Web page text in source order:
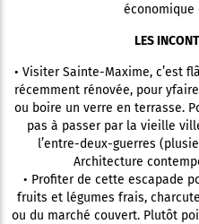
LES
• Visiter Sainte-Maxime, c’est
récemment rénovée, pour
ou boire un verre en terrasse.
pas à passer par la vieille
l’entre-deux-guerres
Architecture
• Profiter de cette escapade
fruits et légumes frais,
ou du marché couvert. Plutôt